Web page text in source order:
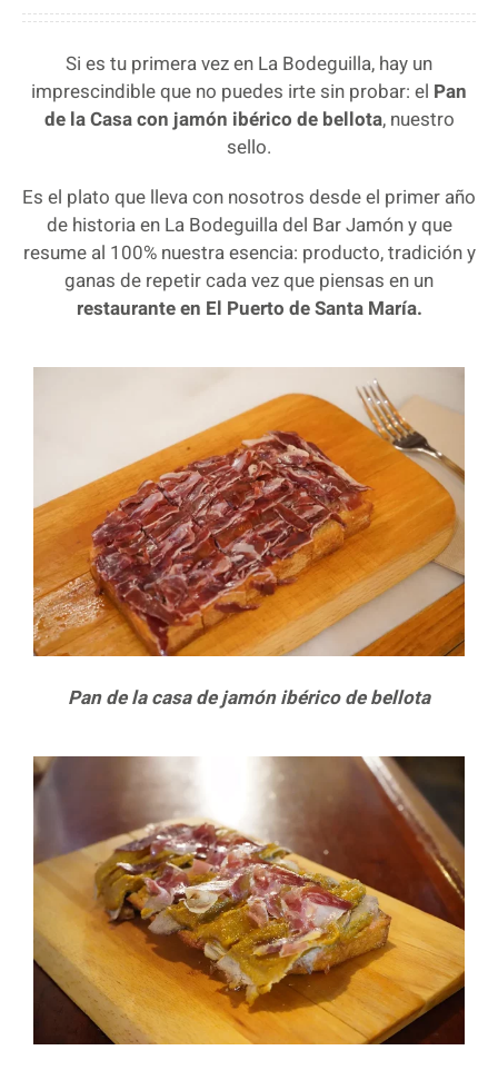
Si es tu primera vez en La Bodeguilla, hay un
imprescindible que no puedes irte sin probar: el Pan
de la Casa con jamón ibérico de bellota, nuestro
sello.
Es el plato que lleva con nosotros desde el primer año
de historia en La Bodeguilla del Bar Jamón y que
resume al 100% nuestra esencia: producto, tradición y
ganas de repetir cada vez que piensas en un
restaurante en El Puerto de Santa María.
Pan de la casa de jamón ibérico de bellota